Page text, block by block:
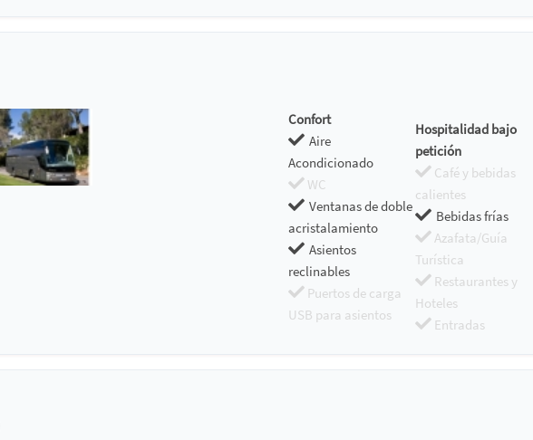
Confort
Aire
Acondicionado
WC
Ventanas de doble
acristalamiento
Asientos
reclinables
Puertos de carga
USB para asientos
Hospitalidad bajo
petición
Café y bebidas
calientes
Bebidas frías
Azafata/Guía
Turística
Restaurantes y
Hoteles
Entradas